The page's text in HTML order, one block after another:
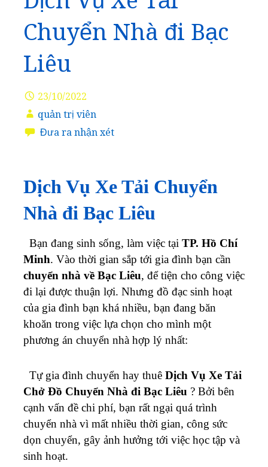
Chuyển Nhà đi Bạc
Liêu
23/10/2022
quản trị viên
Đưa ra nhận xét
Dịch Vụ Xe Tải Chuyển
Nhà đi Bạc Liêu
Bạn đang sinh sống, làm việc tại TP. Hồ Chí
Minh. Vào thời gian sắp tới gia đình bạn cần
chuyển nhà về Bạc Liêu, để tiện cho công việc
đi lại được thuận lợi. Nhưng đồ đạc sinh hoạt
của gia đình bạn khá nhiều, bạn đang băn
khoăn trong việc lựa chọn cho mình một
phương án chuyển nhà hợp lý nhất:
Tự gia đình chuyển hay thuê Dịch Vụ Xe Tải
Chở Đồ Chuyển Nhà đi Bạc Liêu ? Bởi bên
cạnh vấn đề chi phí, bạn rất ngại quá trình
chuyển nhà vì mất nhiều thời gian, công sức
dọn chuyển, gây ảnh hưởng tới việc học tập và
sinh hoạt.